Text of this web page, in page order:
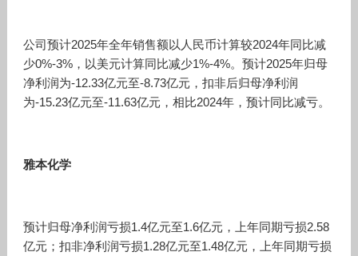
公司预计2025年全年销售额以人民币计算较2024年同比减
少0%-3%，以美元计算同比减少1%-4%。预计2025年归母
净利润为-12.33亿元至-8.73亿元，扣非后归母净利润
为-15.23亿元至-11.63亿元，相比2024年，预计同比减亏。
雅本化学
预计归母净利润亏损1.4亿元至1.6亿元，上年同期亏损2.58
亿元；扣非净利润亏损1.28亿元至1.48亿元，上年同期亏损